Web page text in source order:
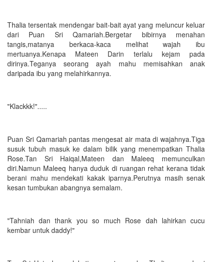
Thalia tersentak mendengar bait-bait ayat yang meluncur keluar
dari Puan Sri Qamariah.Bergetar bibirnya menahan
tangis,matanya berkaca-kaca melihat wajah ibu
mertuanya.Kenapa Mateen Darin terlalu kejam pada
dirinya.Teganya seorang ayah mahu memisahkan anak
daripada ibu yang melahirkannya.
"Klackkk!".....
Puan Sri Qamariah pantas mengesat air mata di wajahnya.Tiga
susuk tubuh masuk ke dalam bilik yang menempatkan Thalia
Rose.Tan Sri Haiqal,Mateen dan Maleeq memunculkan
diri.Namun Maleeq hanya duduk di ruangan rehat kerana tidak
berani mahu mendekati kakak iparnya.Perutnya masih senak
kesan tumbukan abangnya semalam.
"Tahniah dan thank you so much Rose dah lahirkan cucu
kembar untuk daddy!"